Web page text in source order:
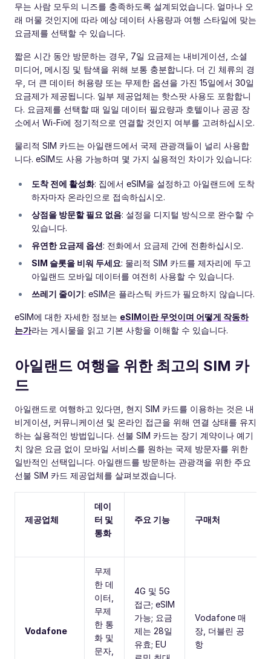
무는 사람 모두의 니즈를 충족하도록 설계되었습니다. 얼마나 오
래 머물 것인지에 따라 예상 데이터 사용량과 여행 스타일에 맞는
요금제를 선택할 수 있습니다.
짧은 시간 동안 방문하는 경우, 7일 요금제는 내비게이션, 소셜
미디어, 메시징 및 탐색을 위해 보통 충분합니다. 더 긴 체류의 경
우, 더 큰 데이터 허용량 또는 무제한 옵션을 가진 15일에서 30일
요금제가 제공됩니다. 일부 제공업체는 핫스팟 사용도 포함합니
다. 요금제를 선택할 때 일일 데이터 필요량과 호텔이나 공공 장
소에서 Wi-Fi에 정기적으로 연결할 것인지 여부를 고려하십시오.
물리적 SIM 카드는 아일랜드에서 국제 관광객들이 널리 사용합
니다. eSIM도 사용 가능하며 몇 가지 실용적인 차이가 있습니다:
도착 전에 활성화: 집에서 eSIM을 설정하고 아일랜드에 도착
하자마자 온라인으로 접속하십시오.
상점을 방문할 필요 없음: 설정을 디지털 방식으로 완수할 수
있습니다.
유연한 요금제 옵션: 전화에서 요금제 간에 전환하십시오.
SIM 슬롯을 비워 두세요: 물리적 SIM 카드를 제자리에 두고
아일랜드 모바일 데이터를 여전히 사용할 수 있습니다.
쓰레기 줄이기: eSIM은 플라스틱 카드가 필요하지 않습니다.
eSIM에 대한 자세한 정보는 eSIM이란 무엇이며 어떻게 작동하
는가라는 게시물을 읽고 기본 사항을 이해할 수 있습니다.
아일랜드 여행을 위한 최고의 SIM 카
드
아일랜드로 여행하고 있다면, 현지 SIM 카드를 이용하는 것은 내
비게이션, 커뮤니케이션 및 온라인 접근을 위해 연결 상태를 유지
하는 실용적인 방법입니다. 선불 SIM 카드는 장기 계약이나 예기
치 않은 요금 없이 모바일 서비스를 원하는 국제 방문자를 위한
일반적인 선택입니다. 아일랜드를 방문하는 관광객을 위한 주요
선불 SIM 카드 제공업체를 살펴보겠습니다.
제공업체
데이
터 및
통화
주요 기능 구매처
Vodafone
무제
한 데
이터,
무제
한 통
화 및
문자,
4G 및 5G
접근; eSIM
가능; 요금
제는 28일
유효; EU
Vodafone 매
장, 더블린 공
항